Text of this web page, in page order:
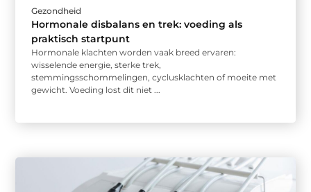
Gezondheid
Hormonale disbalans en trek: voeding als
praktisch startpunt
Hormonale klachten worden vaak breed ervaren:
wisselende energie, sterke trek,
stemmingsschommelingen, cyclusklachten of moeite met
gewicht. Voeding lost dit niet ...